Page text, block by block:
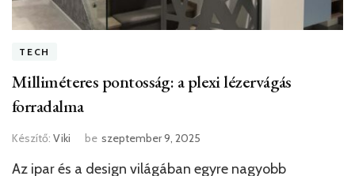
TECH
Milliméteres pontosság: a plexi lézervágás
forradalma
Készítő: Viki be szeptember 9, 2025
Az ipar és a design világában egyre nagyobb